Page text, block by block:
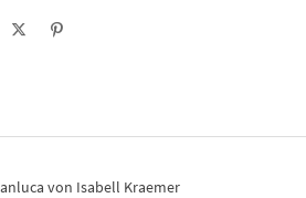
von Isabell Kraemer